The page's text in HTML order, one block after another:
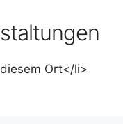
Ort</li>